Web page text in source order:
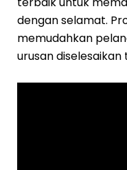
dengan selamat.
memudahkan
urusan